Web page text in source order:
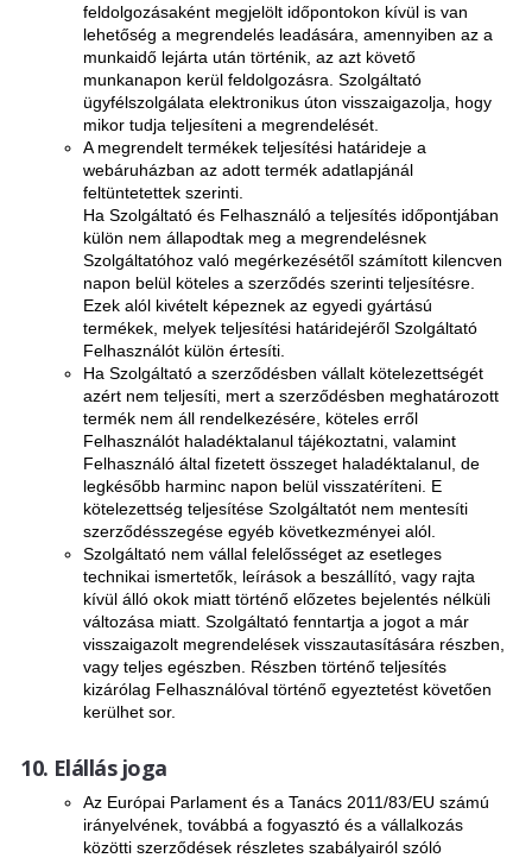
feldolgozásaként megjelölt időpontokon kívül is van
lehetőség a megrendelés leadására, amennyiben az a
munkaidő lejárta után történik, az azt követő
munkanapon kerül feldolgozásra. Szolgáltató
ügyfélszolgálata elektronikus úton visszaigazolja, hogy
mikor tudja teljesíteni a megrendelését.
A megrendelt termékek teljesítési határideje a
webáruházban az adott termék adatlapjánál
feltüntetettek szerinti.
Ha Szolgáltató és Felhasználó a teljesítés időpontjában
külön nem állapodtak meg a megrendelésnek
Szolgáltatóhoz való megérkezésétől számított kilencven
napon belül köteles a szerződés szerinti teljesítésre.
Ezek alól kivételt képeznek az egyedi gyártású
termékek, melyek teljesítési határidejéről Szolgáltató
Felhasználót külön értesíti.
Ha Szolgáltató a szerződésben vállalt kötelezettségét
azért nem teljesíti, mert a szerződésben meghatározott
termék nem áll rendelkezésére, köteles erről
Felhasználót haladéktalanul tájékoztatni, valamint
Felhasználó által fizetett összeget haladéktalanul, de
legkésőbb harminc napon belül visszatéríteni. E
kötelezettség teljesítése Szolgáltatót nem mentesíti
szerződésszegése egyéb következményei alól.
Szolgáltató nem vállal felelősséget az esetleges
technikai ismertetők, leírások a beszállító, vagy rajta
kívül álló okok miatt történő előzetes bejelentés nélküli
változása miatt. Szolgáltató fenntartja a jogot a már
visszaigazolt megrendelések visszautasítására részben,
vagy teljes egészben. Részben történő teljesítés
kizárólag Felhasználóval történő egyeztetést követően
kerülhet sor.
Elállás joga
Az Európai Parlament és a Tanács 2011/83/EU számú
irányelvének, továbbá a fogyasztó és a vállalkozás
közötti szerződések részletes szabályairól szóló